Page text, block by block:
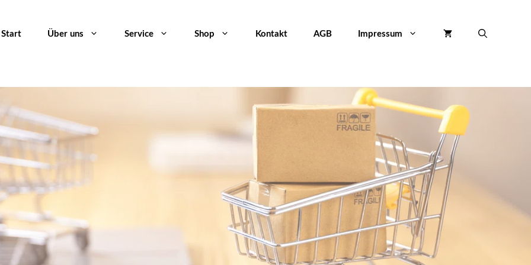
Start Über uns Service Shop Kontakt AGB Impressum